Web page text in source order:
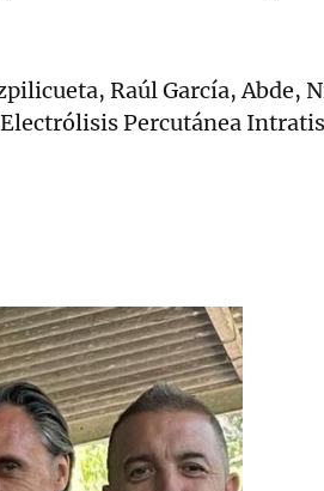
Raúl García, Abde,
Percutánea